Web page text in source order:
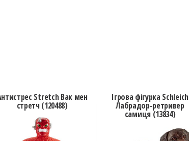
Stretch Вак мен
стретч (120488)
Ігрова фігурка Schleich
Лабрадор-ретривер
самиця (13834)